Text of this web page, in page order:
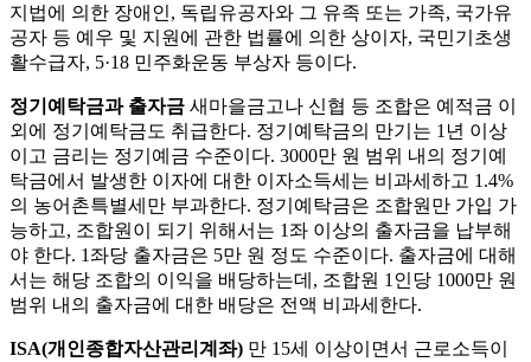
지법에 의한 장애인, 독립유공자와 그 유족 또는 가족, 국가유
공자 등 예우 및 지원에 관한 법률에 의한 상이자, 국민기초생
활수급자, 5·18 민주화운동 부상자 등이다.
정기예탁금과 출자금 새마을금고나 신협 등 조합은 예적금 이
외에 정기예탁금도 취급한다. 정기예탁금의 만기는 1년 이상
이고 금리는 정기예금 수준이다. 3000만 원 범위 내의 정기예
탁금에서 발생한 이자에 대한 이자소득세는 비과세하고 1.4%
의 농어촌특별세만 부과한다. 정기예탁금은 조합원만 가입 가
능하고, 조합원이 되기 위해서는 1좌 이상의 출자금을 납부해
야 한다. 1좌당 출자금은 5만 원 정도 수준이다. 출자금에 대해
서는 해당 조합의 이익을 배당하는데, 조합원 1인당 1000만 원
범위 내의 출자금에 대한 배당은 전액 비과세한다.
ISA(개인종합자산관리계좌) 만 15세 이상이면서 근로소득이